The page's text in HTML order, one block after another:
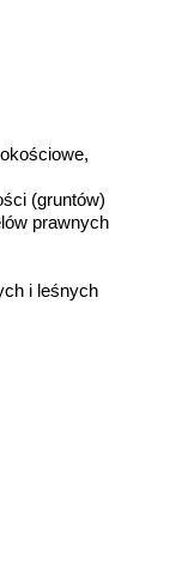
(gruntów)
prawnych
i leśnych